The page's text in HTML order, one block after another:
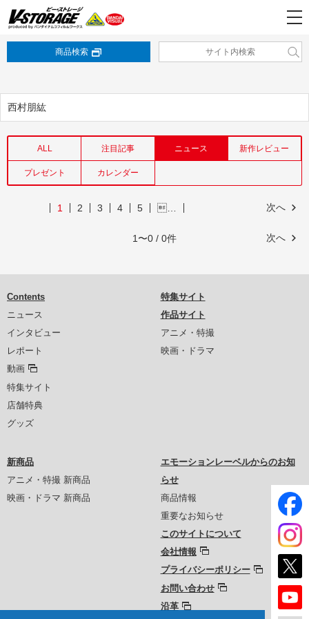
商品検索
西村朋紘
ALL 注目記事 ニュース 新作レビュー
プレゼント カレンダー
次へ
1 2 3 4 5 …
次へ
1〜0 / 0件
Contents
ニュース
インタビュー
レポート
動画
特集サイト
店舗特典
グッズ
特集サイト
作品サイト
アニメ・特撮
映画・ドラマ
新商品
アニメ・特撮 新商品
映画・ドラマ 新商品
エモーションレーベルからのお知
らせ
商品情報
重要なお知らせ
このサイトについて
会社情報
プライバシーポリシー
お問い合わせ
沿革